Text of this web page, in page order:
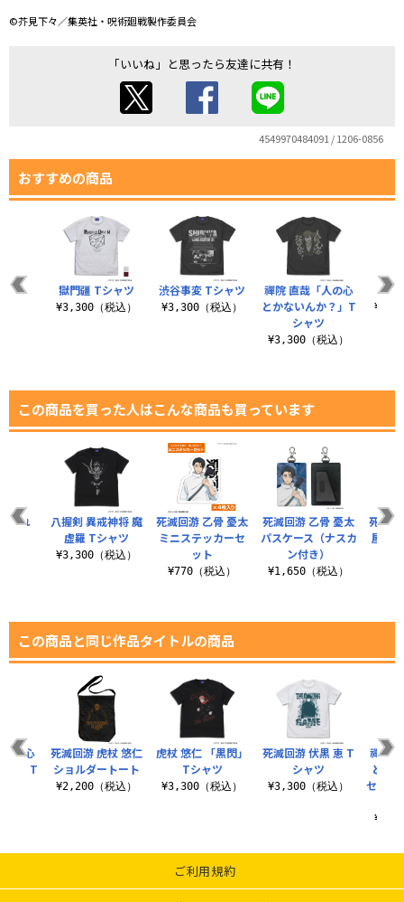
©芥見下々／集英社・呪術廻戦製作委員会
「いいね」と思ったら友達に共有！
4549970484091 / 1206-0856
おすすめの商品
渋谷事変 Tシャツ
¥3,300（税込）
禪院 直哉「人の心
とかないんか？」T
シャツ
¥3,300（税込）
“帳
獄門疆 Tシャツ
¥3,300（税込）
この商品を買った人はこんな商品も買っています
死滅回游 乙骨 憂太
ミニステッカーセ
ット
¥770（税込）
死滅回游 乙骨 憂太
パスケース（ナスカ
ン付き）
¥1,650（税込）
死滅回
屋外
まれ
八握剣 異戒神将 魔
虚羅 Tシャツ
¥3,300（税込）
この商品と同じ作品タイトルの商品
虎杖 悠仁 「黒閃」
Tシャツ
¥3,300（税込）
死滅回游 伏黒 恵 T
シャツ
¥3,300（税込）
禪院
とか
セリフ
の心
？」T
死滅回游 虎杖 悠仁
ショルダートート
¥2,200（税込）
ご利用規約